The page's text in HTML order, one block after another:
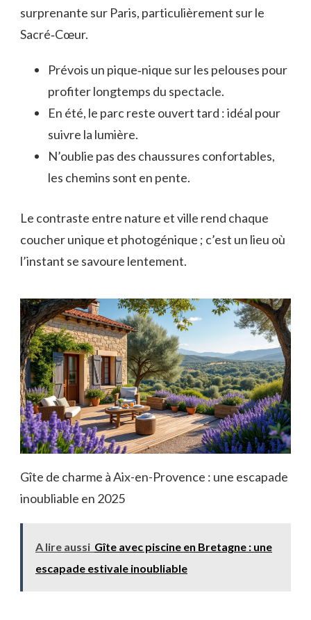
surprenante sur Paris, particulièrement sur le
Sacré‑Cœur.
Prévois un pique‑nique sur les pelouses pour
profiter longtemps du spectacle.
En été, le parc reste ouvert tard : idéal pour
suivre la lumière.
N’oublie pas des chaussures confortables,
les chemins sont en pente.
Le contraste entre nature et ville rend chaque
coucher unique et photogénique ; c’est un lieu où
l’instant se savoure lentement.
Gîte de charme à Aix-en-Provence : une escapade
inoubliable en 2025
A lire aussi Gîte avec piscine en Bretagne : une
escapade estivale inoubliable